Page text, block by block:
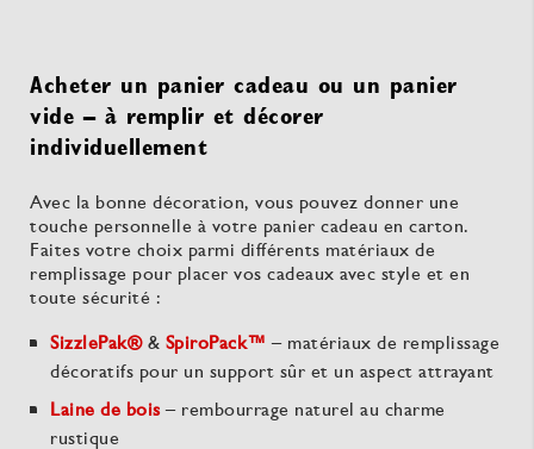
Acheter un panier cadeau ou un panier
vide – à remplir et décorer
individuellement
Avec la bonne décoration, vous pouvez donner une
touche personnelle à votre panier cadeau en carton.
Faites votre choix parmi différents matériaux de
remplissage pour placer vos cadeaux avec style et en
toute sécurité :
SizzlePak®& SpiroPack™ – matériaux de remplissage
décoratifs pour un support sûr et un aspect attrayant
Laine de bois– rembourrage naturel au charme
rustique